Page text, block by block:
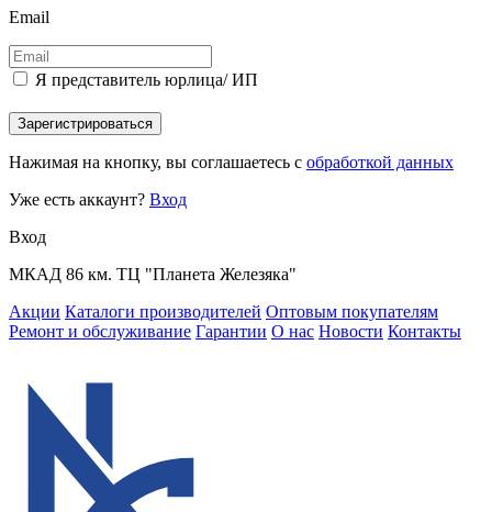
Email
Я представитель юрлица/ ИП
Зарегистрироваться
Нажимая на кнопку, вы соглашаетесь с обработкой данных
Уже есть аккаунт? Вход
Вход
МКАД 86 км. ТЦ "Планета Железяка"
Акции Каталоги производителей Оптовым покупателям
Ремонт и обслуживание Гарантии О нас Новости Контакты